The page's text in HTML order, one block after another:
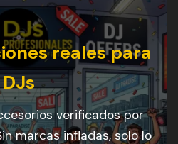
reales para
DJs
verificados por
marcas infladas, solo lo